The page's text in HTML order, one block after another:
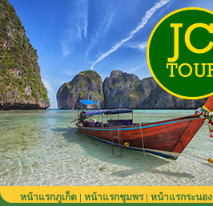
หน้าแรกภูเก็ต | หน้าแรกชุมพร| หน้าแรกระนอง